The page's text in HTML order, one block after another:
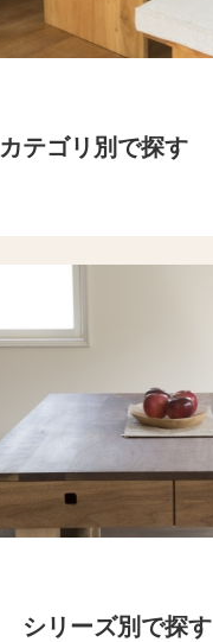
カテゴリ別で探す
シリーズ別で探す